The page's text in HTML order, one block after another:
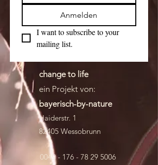
Anmelden
I want to subscribe to your
mailing list.
change to life
ein Projekt von:
bayerisch-by-nature
Haiderstr. 1
82405 Wessobrunn
0049 - 176 - 78 29 5006